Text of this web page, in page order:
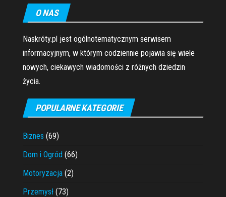
O NAS
Naskróty.pl jest ogólnotematycznym serwisem
informacyjnym, w którym codziennie pojawia się wiele
nowych, ciekawych wiadomości z różnych dziedzin
życia.
POPULARNE KATEGORIE
Biznes (69)
Dom i Ogród (66)
Motoryzacja (2)
Przemysł (73)